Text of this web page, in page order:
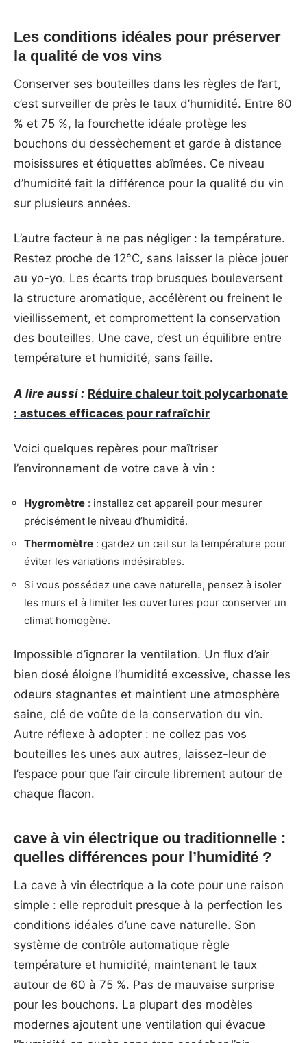
Les conditions idéales pour préserver
la qualité de vos vins
Conserver ses bouteilles dans les règles de l’art,
c’est surveiller de près le taux d’humidité. Entre 60
% et 75 %, la fourchette idéale protège les
bouchons du dessèchement et garde à distance
moisissures et étiquettes abîmées. Ce niveau
d’humidité fait la différence pour la qualité du vin
sur plusieurs années.
L’autre facteur à ne pas négliger : la température.
Restez proche de 12°C, sans laisser la pièce jouer
au yo-yo. Les écarts trop brusques bouleversent
la structure aromatique, accélèrent ou freinent le
vieillissement, et compromettent la conservation
des bouteilles. Une cave, c’est un équilibre entre
température et humidité, sans faille.
A lire aussi : Réduire chaleur toit polycarbonate
: astuces efficaces pour rafraîchir
Voici quelques repères pour maîtriser
l’environnement de votre cave à vin :
Hygromètre : installez cet appareil pour mesurer
précisément le niveau d’humidité.
Thermomètre : gardez un œil sur la température pour
éviter les variations indésirables.
Si vous possédez une cave naturelle, pensez à isoler
les murs et à limiter les ouvertures pour conserver un
climat homogène.
Impossible d’ignorer la ventilation. Un flux d’air
bien dosé éloigne l’humidité excessive, chasse les
odeurs stagnantes et maintient une atmosphère
saine, clé de voûte de la conservation du vin.
Autre réflexe à adopter : ne collez pas vos
bouteilles les unes aux autres, laissez-leur de
l’espace pour que l’air circule librement autour de
chaque flacon.
cave à vin électrique ou traditionnelle :
quelles différences pour l’humidité ?
La cave à vin électrique a la cote pour une raison
simple : elle reproduit presque à la perfection les
conditions idéales d’une cave naturelle. Son
système de contrôle automatique règle
température et humidité, maintenant le taux
autour de 60 à 75 %. Pas de mauvaise surprise
pour les bouchons. La plupart des modèles
modernes ajoutent une ventilation qui évacue